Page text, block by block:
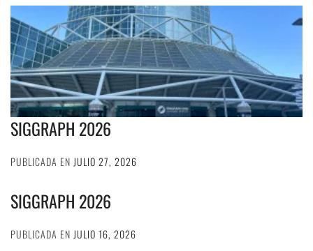
SIGGRAPH 2026
PUBLICADA EN JULIO 27, 2026
SIGGRAPH 2026
PUBLICADA EN JULIO 16, 2026